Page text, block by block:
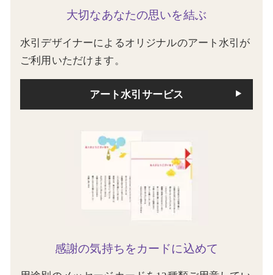
大切なあなたの思いを結ぶ
水引デザイナーによるオリジナルのアート水引が
ご利用いただけます。
アート水引サービス
感謝の気持ちをカードに込めて